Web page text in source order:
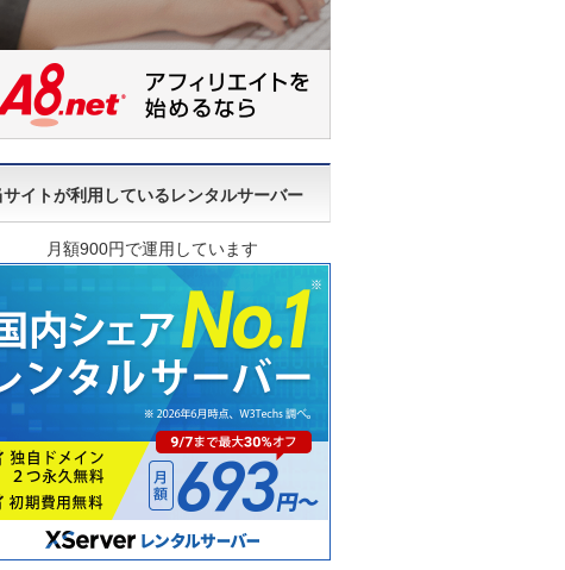
サイトが利用しているレンタルサーバー
月額900円で運用しています